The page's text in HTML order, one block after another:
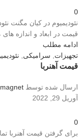
0
نئودیمیوم در کیان مگنت
قیمت در ابعاد و اندازه
ادامه مطلب
تجهیزات
سرامیکی
قیمت آهنربا
ارسال شده توسط
آوریل 29, 2022
0
برای گرفتن قیمت آهنربا